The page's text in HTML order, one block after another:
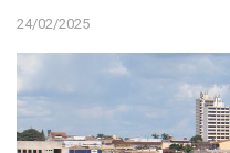
24/02/2025